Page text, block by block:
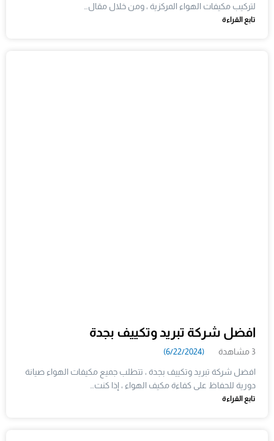
لتركيب مكيفات الهواء المركزية ، ومن خلال مقال…
تابع القراءة
افضل شركة تبريد وتكييف بجدة
3 مشاهدة (6/22/2024)
افضل شركة تبريد وتكييف بجدة ، تتطلب جميع مكيفات الهواء صيانة
دورية للحفاظ على كفاءة مكيف الهواء ، إذا كنت…
تابع القراءة